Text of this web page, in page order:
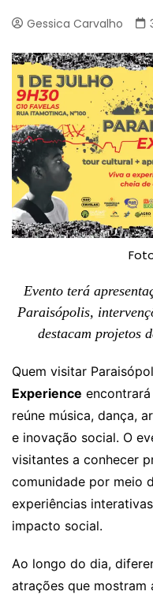
Gessica Carvalho
Evento terá
Paraisópolis,
destacam projetos
Quem visitar
Experience
reúne música, dança,
e inovação social. O
visitantes a conhecer
comunidade por meio
experiências
impacto social.
Ao longo do dia,
atrações que